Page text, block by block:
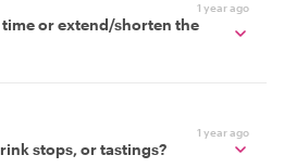
1 year ago
or extend/shorten the
1 year ago
stops, or tastings?